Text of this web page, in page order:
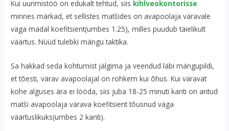
Kui uurimistöö on edukalt tehtud, siis kihlveokontorisse
minnes märkad, et sellistes matšides on avapoolaja väravale
väga madal koefitsient(umbes 1.25), milles puudub täielikult
väärtus. Nüüd tulebki mängu taktika.
Sa hakkad seda kohtumist jälgima ja veendud läbi mängupildi,
et tõesti, värav avapoolajal on rohkem kui õhus. Kui väravat
kohe alguses ära ei lööda, siis juba 18-25 minuti kanti on antud
matši avapoolaja värava koefitsient tõusnud väga
väärtuslikuks(umbes 2 kanti).